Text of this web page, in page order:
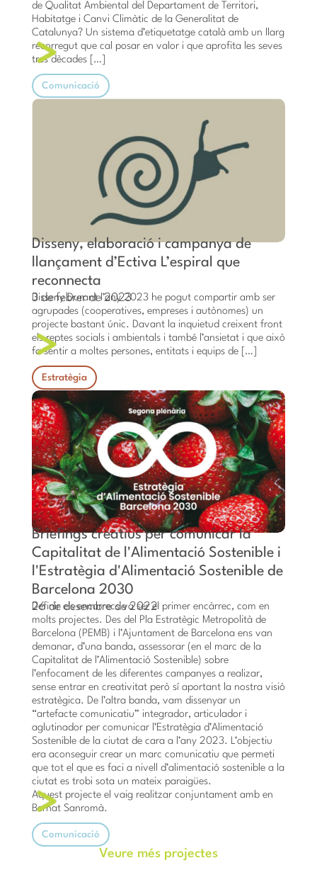
de Qualitat Ambiental del Departament de Territori,
Habitatge i Canvi Climàtic de la Generalitat de
Catalunya? Un sistema d’etiquetatge català amb un llarg
recorregut que cal posar en valor i que aprofita les seves
tres dècades […]
Comunicació
Disseny, elaboració i campanya de
llançament d’Ectiva L’espiral que
reconnecta
3 de febrer de 2023
Disseny Durant l’any 2023 he pogut compartir amb ser
agrupades (cooperatives, empreses i autònomes) un
projecte bastant únic. Davant la inquietud creixent front
els reptes socials i ambientals i també l’ansietat i que això
fa sentir a moltes persones, entitats i equips de […]
Estratègia
Briefings creatius per comunicar la
Capitalitat de l'Alimentació Sostenible i
l'Estratègia d'Alimentació Sostenible de
Barcelona 2030
26 de desembre de 2022
Definir els encarrecs va ser el primer encàrrec, com en
molts projectes. Des del Pla Estratègic Metropolità de
Barcelona (PEMB) i l’Ajuntament de Barcelona ens van
demanar, d’una banda, assessorar (en el marc de la
Capitalitat de l’Alimentació Sostenible) sobre
l’enfocament de les diferentes campanyes a realizar,
sense entrar en creativitat però sí aportant la nostra visió
estratègica. De l’altra banda, vam dissenyar un
“artefacte comunicatiu” integrador, articulador i
aglutinador per comunicar l’Estratègia d’Alimentació
Sostenible de la ciutat de cara a l’any 2023. L’objectiu
era aconseguir crear un marc comunicatiu que permeti
que tot el que es faci a nivell d’alimentació sostenible a la
ciutat es trobi sota un mateix paraigües.
Aquest projecte el vaig realitzar conjuntament amb en
Bernat Sanromà.
Comunicació
Veure més projectes